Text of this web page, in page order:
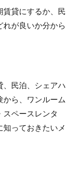
賃貸にするか、民
が良いか分から
、民泊、シェアハ
から、ワンルーム
スペースレンタ
っておきたいメ